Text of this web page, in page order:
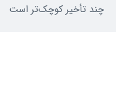
چند تأخیر کوچک‌تر است